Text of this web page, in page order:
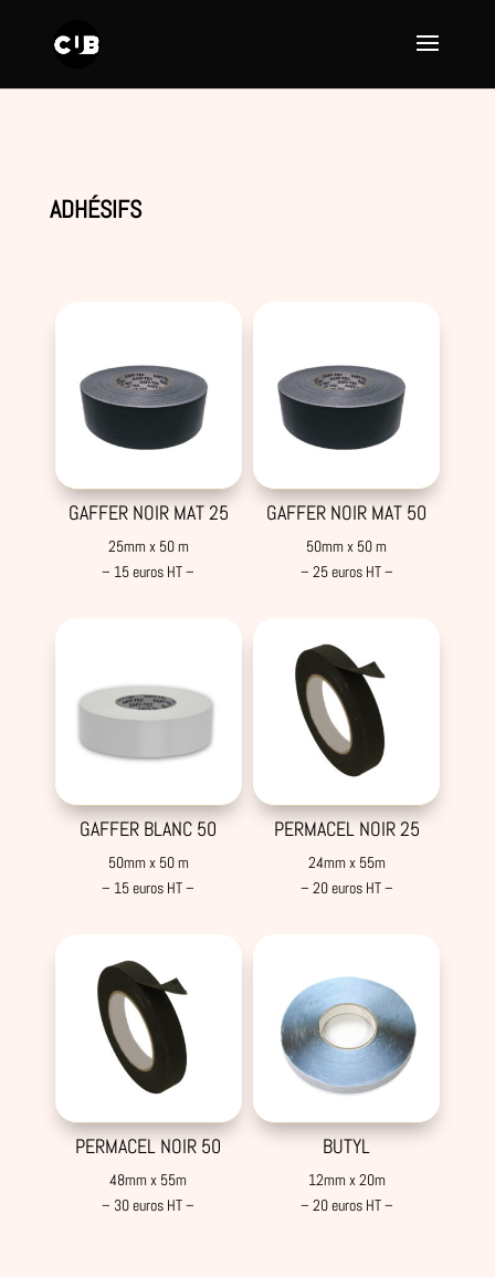
ADHÉSIFS
GAFFER NOIR MAT 25
25mm x 50 m
– 15 euros HT –
GAFFER NOIR MAT 50
50mm x 50 m
– 25 euros HT –
GAFFER BLANC 50
50mm x 50 m
– 15 euros HT –
PERMACEL NOIR 25
24mm x 55m
– 20 euros HT –
PERMACEL NOIR 50
48mm x 55m
– 30 euros HT –
BUTYL
12mm x 20m
– 20 euros HT –